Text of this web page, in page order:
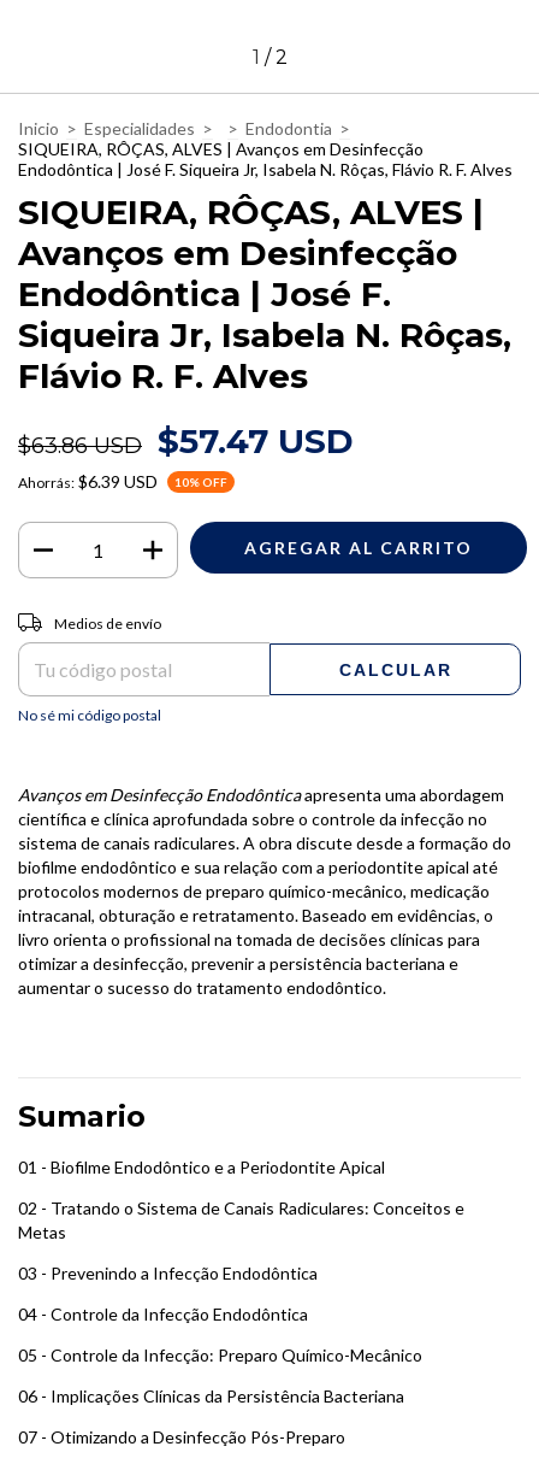
1 /2
Inicio > Especialidades > > Endodontia >
SIQUEIRA, RÔÇAS, ALVES | Avanços em Desinfecção
Endodôntica | José F. Siqueira Jr, Isabela N. Rôças, Flávio R. F. Alves
SIQUEIRA, RÔÇAS, ALVES |
Avanços em Desinfecção
Endodôntica | José F.
Siqueira Jr, Isabela N. Rôças,
Flávio R. F. Alves
$63.86 USD $57.47 USD
Ahorrás: $6.39 USD 10% OFF
Entregas para el CP:
Medios de envío
CALCULAR
No sé mi código postal
Avanços em Desinfecção Endodônticaapresenta uma abordagem
científica e clínica aprofundada sobre o controle da infecção no
sistema de canais radiculares. A obra discute desde a formação do
biofilme endodôntico e sua relação com a periodontite apical até
protocolos modernos de preparo químico-mecânico, medicação
intracanal, obturação e retratamento. Baseado em evidências, o
livro orienta o profissional na tomada de decisões clínicas para
otimizar a desinfecção, prevenir a persistência bacteriana e
aumentar o sucesso do tratamento endodôntico.
Sumario
01 - Biofilme Endodôntico e a Periodontite Apical
02 - Tratando o Sistema de Canais Radiculares: Conceitos e
Metas
03 - Prevenindo a Infecção Endodôntica
04 - Controle da Infecção Endodôntica
05 - Controle da Infecção: Preparo Químico-Mecânico
06 - Implicações Clínicas da Persistência Bacteriana
07 - Otimizando a Desinfecção Pós-Preparo